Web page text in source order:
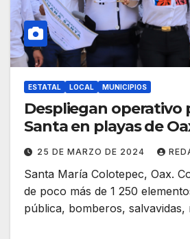
ESTATAL LOCAL MUNICIPIOS
Despliegan operativo
Santa en playas de
25 DE MARZO DE 2024
Santa María Colotepec, Oax.
de poco más de 1 250
pública, bomberos, salvavidas,